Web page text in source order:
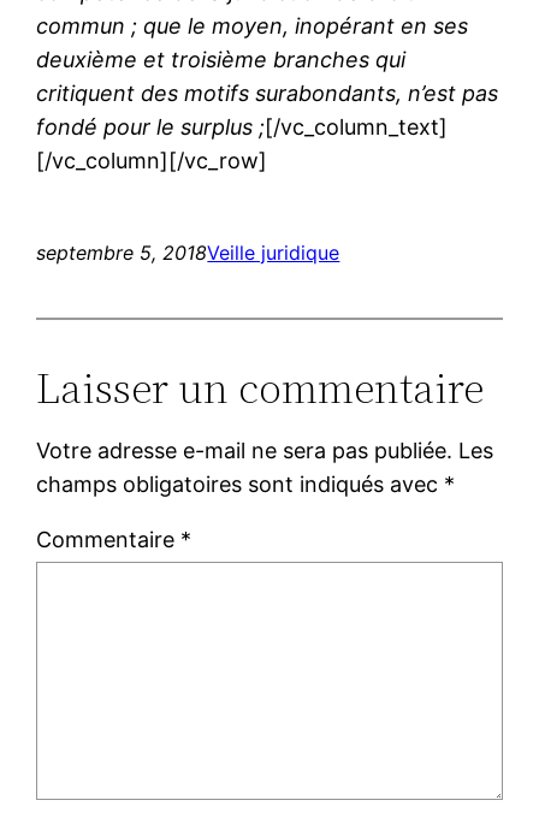
commun ; que le moyen, inopérant en ses
deuxième et troisième branches qui
critiquent des motifs surabondants, n’est pas
fondé pour le surplus ;[/vc_column_text]
[/vc_column][/vc_row]
septembre 5, 2018Veille juridique
Laisser un commentaire
Votre adresse e-mail ne sera pas publiée. Les
champs obligatoires sont indiqués avec *
Commentaire *